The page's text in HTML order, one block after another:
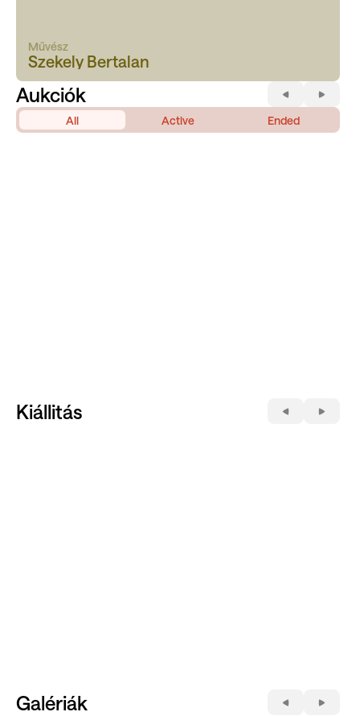
Művész
Szekely Bertalan
Aukciók
All Active Ended
Kiállitás
Galériák